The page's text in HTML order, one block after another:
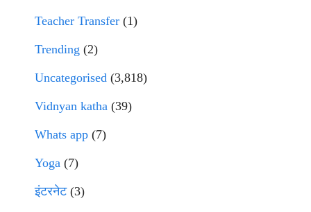
Teacher Transfer (1)
Trending (2)
Uncategorised (3,818)
Vidnyan katha (39)
Whats app (7)
Yoga (7)
इंटरनेट(3)